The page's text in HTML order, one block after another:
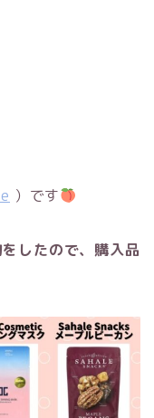
）です
したので、購入品